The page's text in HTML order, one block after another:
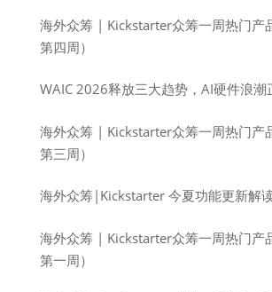
海外众筹 | Kickstarter众筹一周热门产
第四周）
WAIC 2026释放三大趋势，AI硬件浪潮
海外众筹 | Kickstarter众筹一周热门产
第三周）
海外众筹|Kickstarter 今夏功能更新解
海外众筹 | Kickstarter众筹一周热门产
第一周）